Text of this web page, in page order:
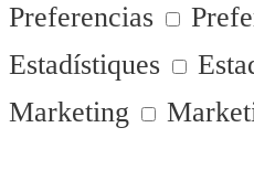
Preferencias
Estadístiques
Marketing